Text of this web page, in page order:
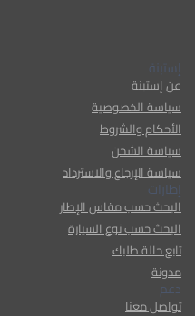
إستبنة
عن إستبنة
سياسة الخصوصية
الأحكام والشروط
سياسة الشحن
سياسة الإرجاع والاسترداد
إطارات
البحث حسب مقاس الإطار
البحث حسب نوع السيارة
تابع حالة طلبك
مدونة
دعم
تواصل معنا